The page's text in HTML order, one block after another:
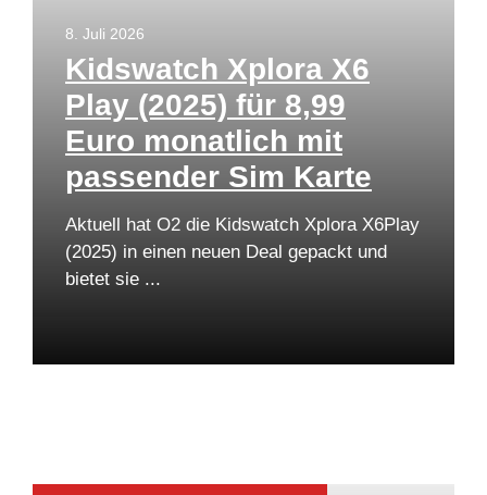
8. Juli 2026
Kidswatch Xplora X6
Play (2025) für 8,99
Euro monatlich mit
passender Sim Karte
Aktuell hat O2 die Kidswatch Xplora X6Play
(2025) in einen neuen Deal gepackt und
bietet sie ...